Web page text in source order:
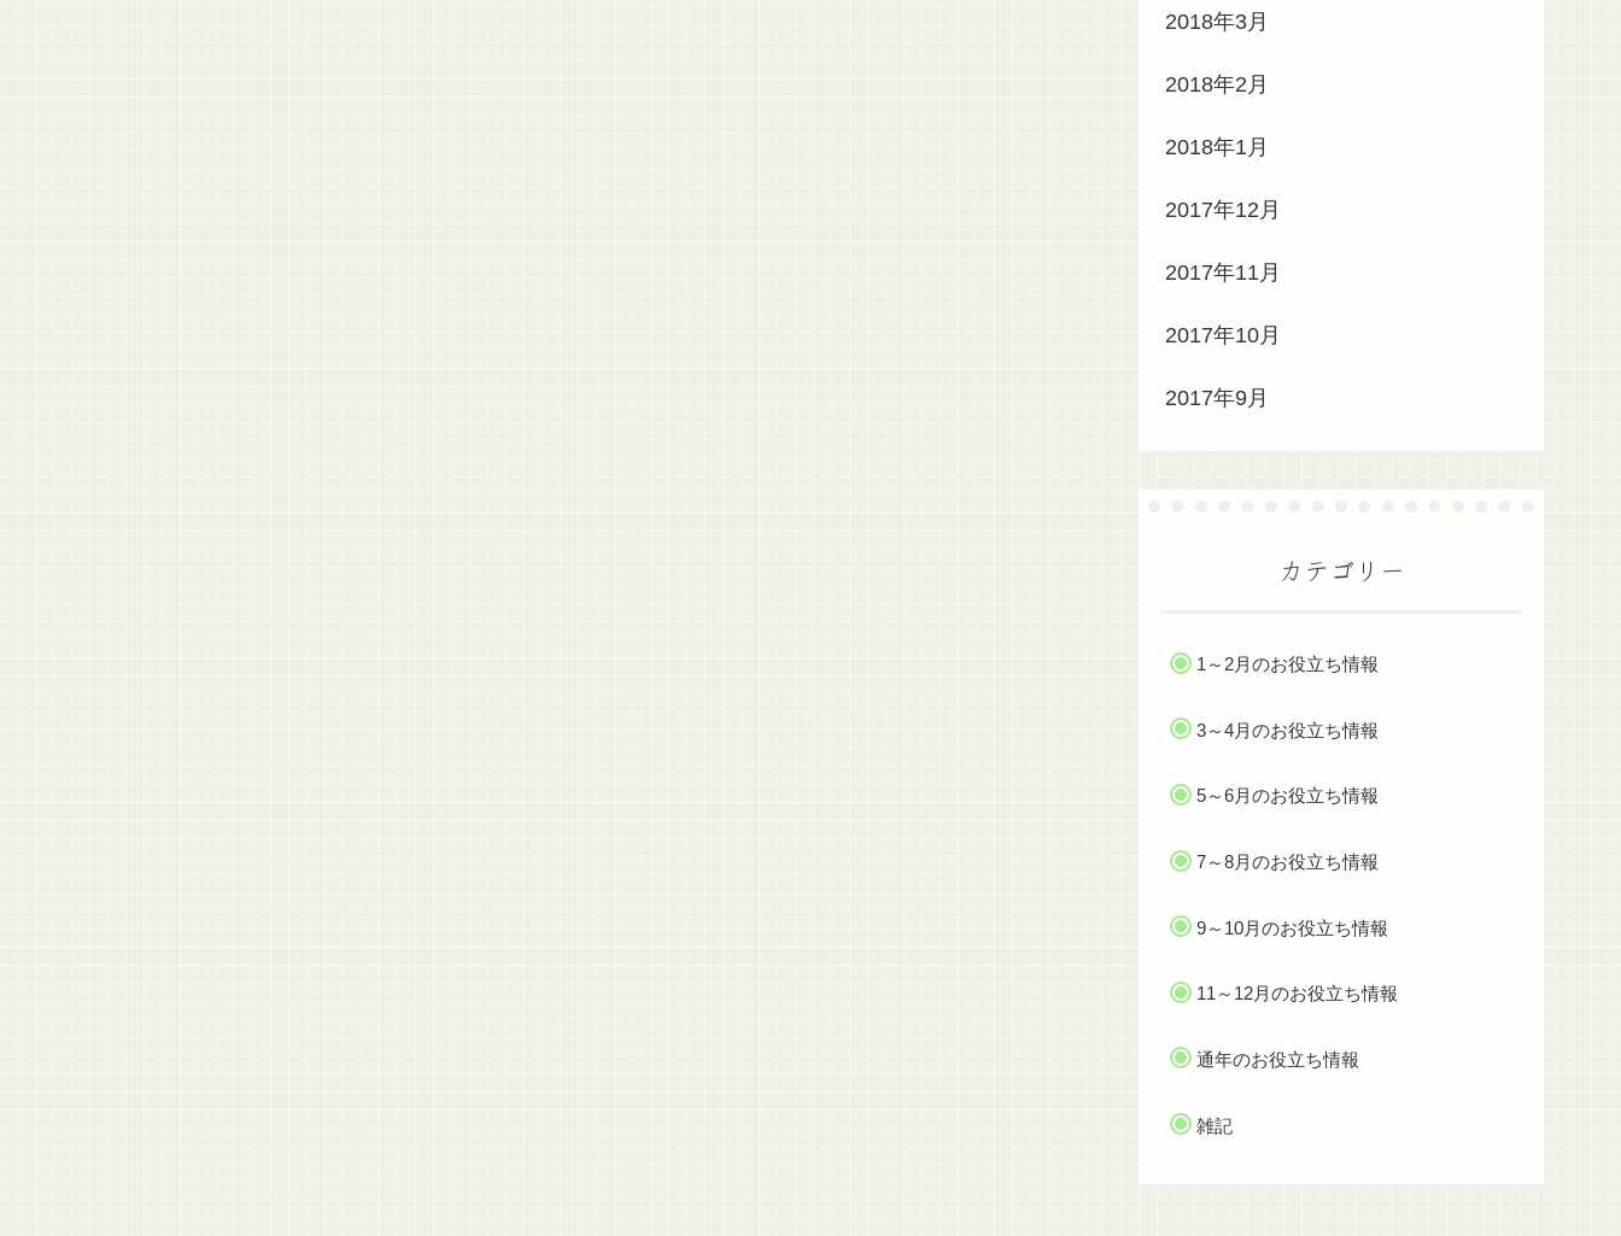
2018年3月
2018年2月
2018年1月
2017年12月
2017年11月
2017年10月
2017年9月
カテゴリー
1～2月のお役立ち情報
3～4月のお役立ち情報
5～6月のお役立ち情報
7～8月のお役立ち情報
9～10月のお役立ち情報
11～12月のお役立ち情報
通年のお役立ち情報
雑記